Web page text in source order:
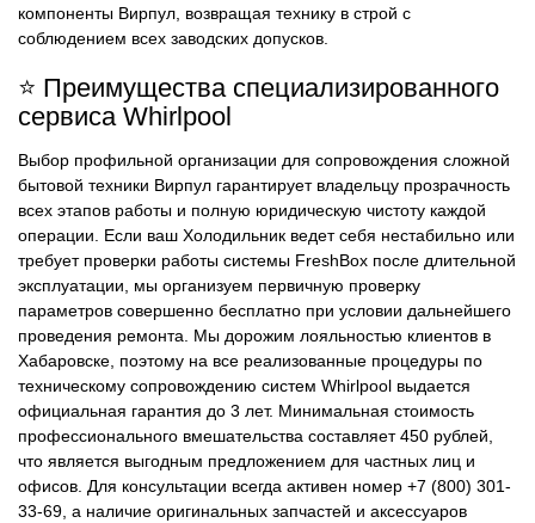
компоненты Вирпул, возвращая технику в строй с
соблюдением всех заводских допусков.
⭐ Преимущества специализированного
сервиса Whirlpool
Выбор профильной организации для сопровождения сложной
бытовой техники Вирпул гарантирует владельцу прозрачность
всех этапов работы и полную юридическую чистоту каждой
операции. Если ваш Холодильник ведет себя нестабильно или
требует проверки работы системы FreshBox после длительной
эксплуатации, мы организуем первичную проверку
параметров совершенно бесплатно при условии дальнейшего
проведения ремонта. Мы дорожим лояльностью клиентов в
Хабаровске, поэтому на все реализованные процедуры по
техническому сопровождению систем Whirlpool выдается
официальная гарантия до 3 лет. Минимальная стоимость
профессионального вмешательства составляет 450 рублей,
что является выгодным предложением для частных лиц и
офисов. Для консультации всегда активен номер +7 (800) 301-
33-69, а наличие оригинальных запчастей и аксессуаров